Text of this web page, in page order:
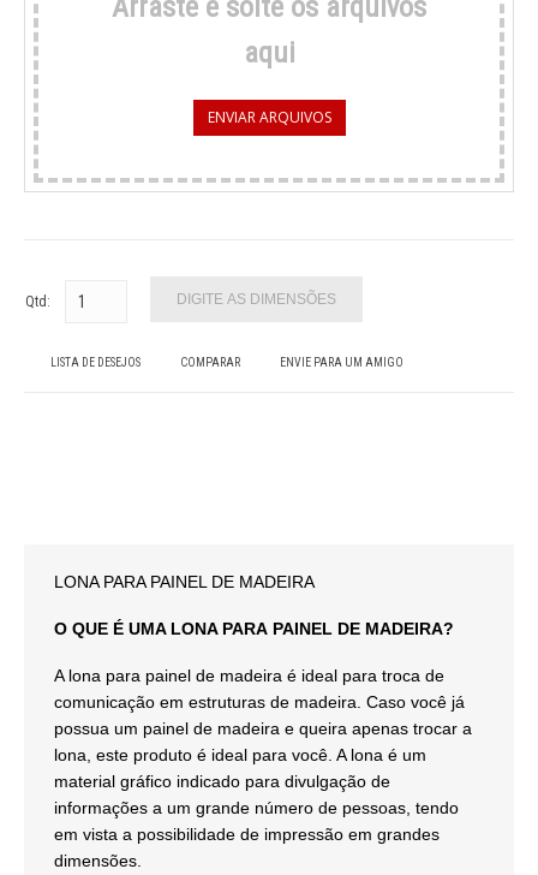
Arraste e solte os arquivos
aqui
ENVIAR ARQUIVOS
Qtd:
LISTA DE DESEJOS COMPARAR ENVIE PARA UM AMIGO
LONA PARA PAINEL DE MADEIRA
O QUE É UMA LONA PARA PAINEL DE MADEIRA?
A lona para painel de madeira é ideal para troca de
comunicação em estruturas de madeira. Caso você já
possua um painel de madeira e queira apenas trocar a
lona, este produto é ideal para você. A lona é um
material gráfico indicado para divulgação de
informações a um grande número de pessoas, tendo
em vista a possibilidade de impressão em grandes
dimensões.